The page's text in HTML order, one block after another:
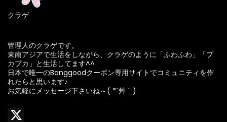
クラゲ
管理人のクラゲです。
東南アジアで生活をしながら、クラゲのように「ふわふわ」「プ
カプカ」と生活してます^^
日本で唯一のBanggoodクーポン専用サイトでコミュニティを作
れたらと思います♪
お気軽にメッセージ下さいね～( *´艸｀)